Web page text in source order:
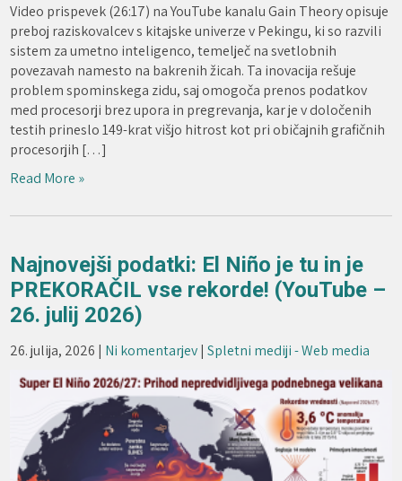
Video prispevek (26:17) na YouTube kanalu Gain Theory opisuje
preboj raziskovalcev s kitajske univerze v Pekingu, ki so razvili
sistem za umetno inteligenco, temelječ na svetlobnih
povezavah namesto na bakrenih žicah. Ta inovacija rešuje
problem spominskega zidu, saj omogoča prenos podatkov
med procesorji brez upora in pregrevanja, kar je v določenih
testih prineslo 149-krat višjo hitrost kot pri običajnih grafičnih
procesorjih […]
Read More »
Najnovejši podatki: El Niño je tu in je
PREKORAČIL vse rekorde! (YouTube –
26. julij 2026)
26. julija, 2026 | Ni komentarjev|Spletni mediji - Web media